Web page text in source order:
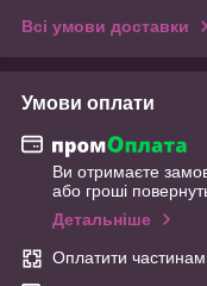
Всі умови доставки
Умови оплати
Ви отримаєте
або гроші
Детальніше
Оплатити